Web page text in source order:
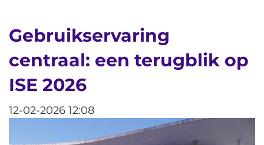
Gebruikservaring
centraal: een terugblik op
ISE 2026
12-02-2026 12:08